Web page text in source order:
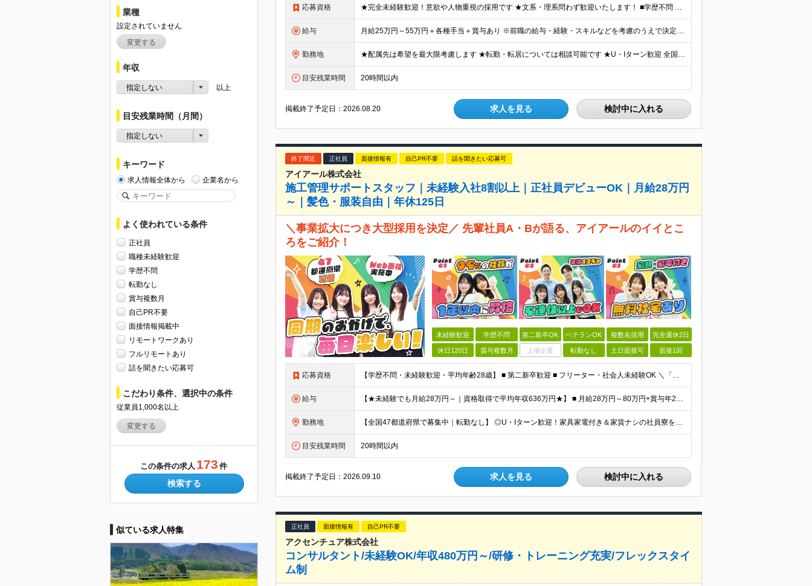
業種
設定されていません
変更する
年収
指定しない 以上
目安残業時間（月間）
指定しない
キーワード
求人情報全体から 企業名から
よく使われている条件
正社員
職種未経験歓迎
学歴不問
転勤なし
賞与複数月
自己PR不要
面接情報掲載中
リモートワークあり
フルリモートあり
話を聞きたい応募可
こだわり条件、選択中の条件
従業員1,000名以上
変更する
この条件の求人 173 件
検索する
似ている求人特集
応募資格 ★完全未経験歓迎！意欲や人物重視の採用です ★文系・理系問わず歓迎いたします！ ■学歴不問 ■第二新卒歓迎 ■職種・業種・社会人未経験OK ■フリーター・社会人経験10年以上の方も歓迎 ■ブランク・
給与 月給25万円～55万円＋各種手当＋賞与あり ※前職の給与・経験・スキルなどを考慮のうえで決定します ※残業代は1分単位で全額支給します ※試用期間3ヶ月。その間の給与・待遇に差異はありません ★充実
勤務地 ★配属先は希望を最大限考慮します ★転勤・転居については相談可能です ★U・Iターン歓迎 全国の各プロジェクト先で募集します。 ＜プロジェクト先＞ ■北海道：千歳市 ■関東：埼玉県・千葉県・東京都
目安残業時間 20時間以内
掲載終了予定日：2026.08.20 求人を見る 検討中に入れる
終了間近 正社員 面接情報有 自己PR不要 話を聞きたい応募可
アイアール株式会社
施工管理サポートスタッフ｜未経験入社8割以上｜正社員デビューOK｜月給28万円
～｜髪色・服装自由｜年休125日
＼事業拡大につき大型採用を決定／ 先輩社員A・Bが語る、アイアールのイイとこ
ろをご紹介！
未経験歓迎 学歴不問 第二新卒OK ベテランOK 複数名採用 完全週休2日
休日120日 賞与複数月 上場企業 転勤なし 土日面接可 面接1回
応募資格 【学歴不問・未経験歓迎・平均年齢28歳】 ■ 第二新卒歓迎 ■ フリーター・社会人未経験OK ＼「アイアールで人生ワンチャンつかんでほしい！」／ …こんな社長の想いから 経験よりも人柄を重視した採用
給与 【★未経験でも月給28万円～｜資格取得で平均年収636万円★】 ■ 月給28万円～80万円+賞与年2回＋各種手当 ※月給には、固定残業代（20時間分：3万8000円～／月）を含む ※20時間を超過
勤務地 【全国47都道府県で募集中｜転勤なし】 ◎U・Iターン歓迎！家具家電付き＆家賃ナシの社員寮を完備 ◎東京支店は2025年7月に移転したばかりの綺麗なオフィス 東京・横浜・大阪・名古屋・福岡など 全国
目安残業時間 20時間以内
掲載終了予定日：2026.09.10 求人を見る 検討中に入れる
正社員 面接情報有 自己PR不要
アクセンチュア株式会社
コンサルタント/未経験OK/年収480万円～/研修・トレーニング充実/フレックスタイ
ム制